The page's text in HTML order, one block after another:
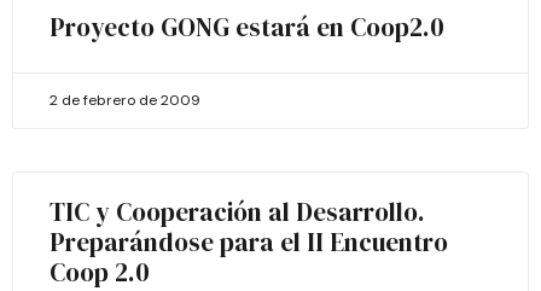
Proyecto GONG estará en Coop2.0
2 de febrero de 2009
TIC y Cooperación al Desarrollo.
Preparándose para el II Encuentro
Coop 2.0